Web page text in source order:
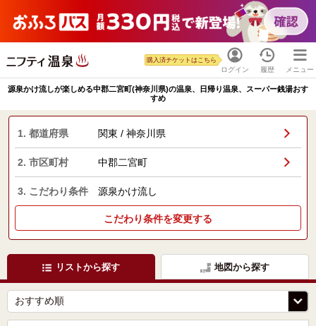
ログイン
購入済チケットはこちら
履歴 メニュー
源泉かけ流しが楽しめる中郡二宮町(神奈川県)の温泉、日帰り温泉、スーパー銭湯おす
すめ
1. 都道府県 関東 / 神奈川県
2. 市区町村 中郡二宮町
3. こだわり条件 源泉かけ流し
こだわり条件を変更する
リストから探す 地図から探す